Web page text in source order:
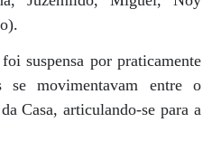
suspensa por praticamente
se movimentavam entre o
Casa, articulando-se para a